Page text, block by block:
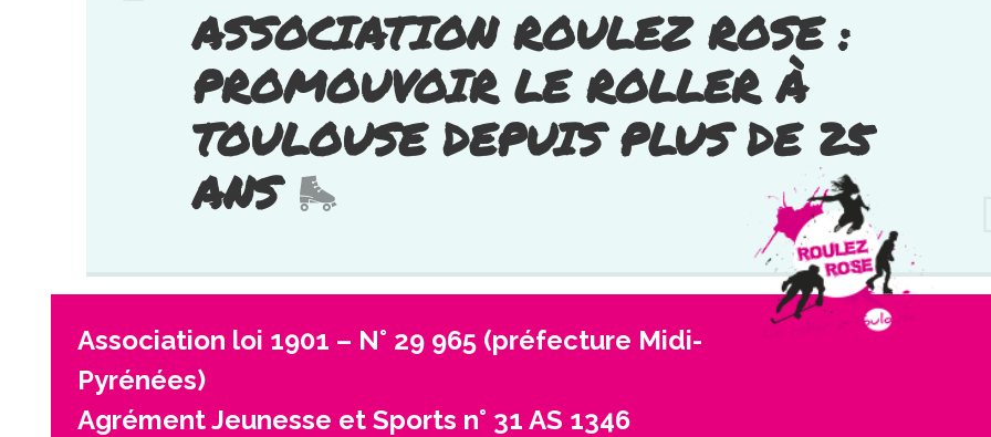
ASSOCIATION ROULEZ ROSE :
PROMOUVOIR LE ROLLER À
TOULOUSE DEPUIS PLUS DE 25
ANS🛼
Association loi 1901 – N° 29 965 (préfecture Midi-
Pyrénées)
Agrément Jeunesse et Sports n° 31 AS 1346